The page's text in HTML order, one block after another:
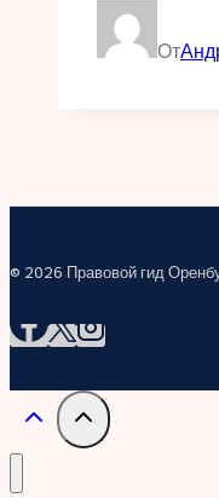
От
© 2026 Правовой гид